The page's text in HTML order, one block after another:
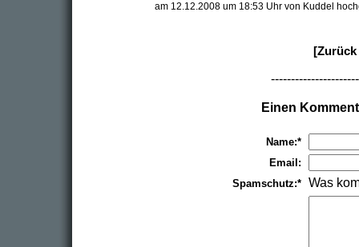
am 12.12.2008 um 18:53 Uhr von Kuddel
Einen
Name:*
Email:
Spamschutz:* Was